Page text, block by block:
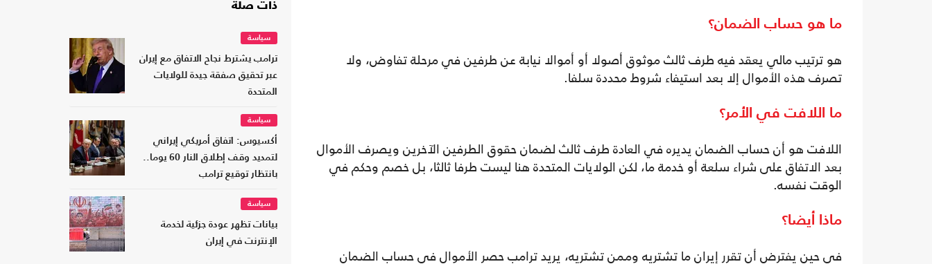
ما هو حساب الضمان؟
هو ترتيب مالي يعقد فيه طرف ثالث موثوق أصولا أو أموالا نيابة عن طرفين في مرحلة تفاوض، ولا
تصرف هذه الأموال إلا بعد استيفاء شروط محددة سلفا.
ما اللافت في الأمر؟
اللافت هو أن حساب الضمان يديره في العادة طرف ثالث لضمان حقوق الطرفين الآخرين ويصرف الأموال
بعد الاتفاق على شراء سلعة أو خدمة ما، لكن الولايات المتحدة هنا ليست طرفا ثالثا، بل خصم وحكم في
الوقت نفسه.
ماذا أيضا؟
في حين يفترض أن تقرر إيران ما تشتريه وممن تشتريه، يريد ترامب حصر الأموال في حساب الضمان
ذات صلة
سياسة
ترامب يشترط نجاح الاتفاق مع إيران
عبر تحقيق صفقة جيدة للولايات
المتحدة
سياسة
أكسيوس: اتفاق أمريكي إيراني
لتمديد وقف إطلاق النار 60 يوما..
بانتظار توقيع ترامب
سياسة
بيانات تظهر عودة جزئية لخدمة
الإنترنت في إيران